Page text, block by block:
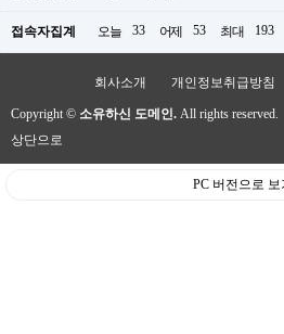
접속자집계 오늘 33 어제 53 최대 193
회사소개 개인정보취급방침
Copyright © 소유하신 도메인. All rights reserved.
상단으로
PC 버전으로 보